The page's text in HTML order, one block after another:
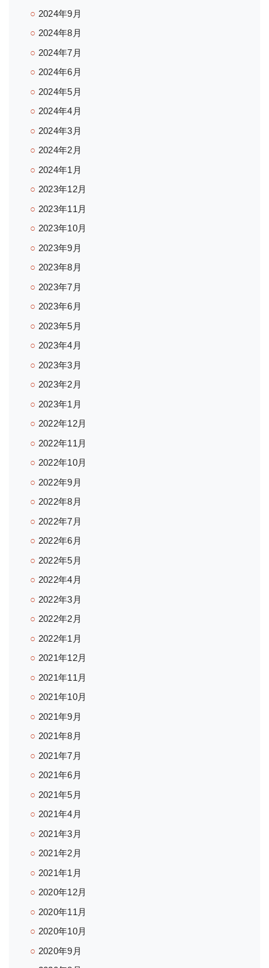
2024年9月
2024年8月
2024年7月
2024年6月
2024年5月
2024年4月
2024年3月
2024年2月
2024年1月
2023年12月
2023年11月
2023年10月
2023年9月
2023年8月
2023年7月
2023年6月
2023年5月
2023年4月
2023年3月
2023年2月
2023年1月
2022年12月
2022年11月
2022年10月
2022年9月
2022年8月
2022年7月
2022年6月
2022年5月
2022年4月
2022年3月
2022年2月
2022年1月
2021年12月
2021年11月
2021年10月
2021年9月
2021年8月
2021年7月
2021年6月
2021年5月
2021年4月
2021年3月
2021年2月
2021年1月
2020年12月
2020年11月
2020年10月
2020年9月